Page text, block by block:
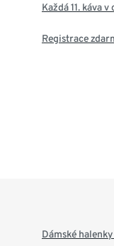
Každá 11. káva
Registrace
Dámské